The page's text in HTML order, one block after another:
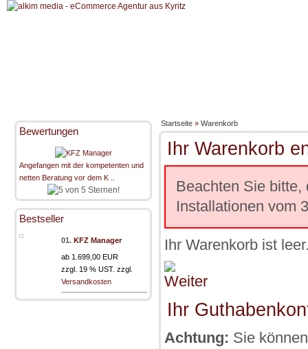
Bewertungen
Angefangen mit der kompetenten und
netten Beratung vor dem K ..
Bestseller
01. KFZ Manager
ab 1.699,00 EUR
zzgl. 19 % UST. zzgl.
Versandkosten
Startseite » Warenkorb
Ihr Warenkorb
Beachten Sie bitte,
Installationen vom
Ihr Warenkorb ist
Ihr
Achtung: Sie